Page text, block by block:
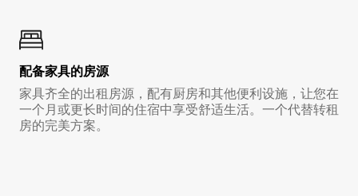
配备家具的房源
家具齐全的出租房源，配有厨房和其他便利设施，让您在
一个月或更长时间的住宿中享受舒适生活。一个代替转租
房的完美方案。